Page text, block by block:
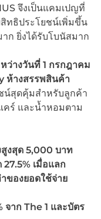
จึงเป็นแคมเปญที่
ทธิประโยชน์เพิ่มขึ้น
ก ยิ่งได้รับโบนัสมาก
ว่างวันที่ 1 กรกฎาคม
ห้างสรรพสินค้า
น์สุดคุ้มสำหรับลูกค้า
คร์ และน้ำหอมตาม
งสุด 5,000 บาท
27.5% เมื่อแลก
ของยอดใช้จ่าย
จาก The 1 และบัตร